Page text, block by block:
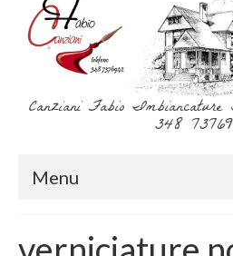
Canziani Fabio
348
Menu